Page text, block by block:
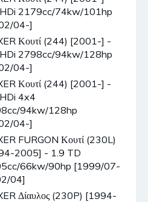
2179cc/74kw/101hp
04-]
Κουτί (244) [2001-] -
2798cc/94kw/128hp
04-]
Κουτί (244) [2001-] -
4x4
94kw/128hp
04-]
FURGON Κουτί (230L)
2005] - 1.9 TD
66kw/90hp [1999/07-
04]
Δίαυλος (230P) [1994-